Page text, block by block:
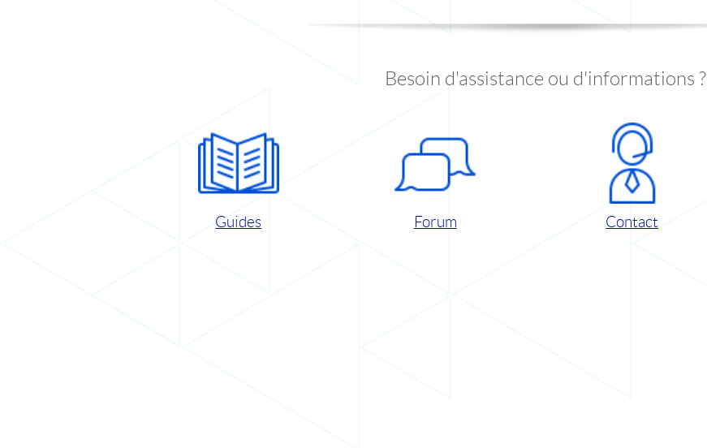
Besoin d'assistance ou d'informations ?
Guides Forum Contact